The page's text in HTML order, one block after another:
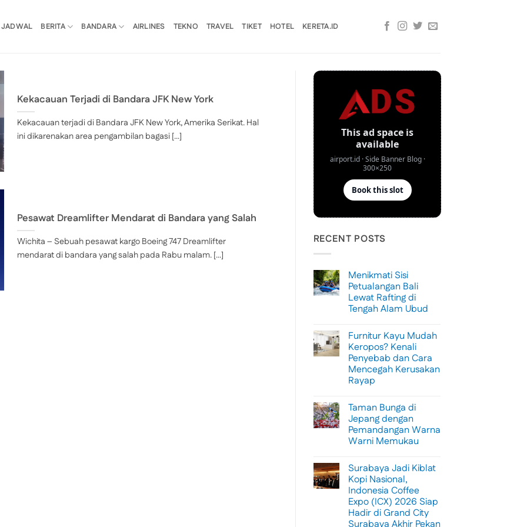
JADWAL BERITA BANDARA AIRLINES TEKNO TRAVEL TIKET HOTEL KERETA.ID
Kekacauan Terjadi di Bandara JFK New York
Kekacauan terjadi di Bandara JFK New York, Amerika Serikat. Hal
ini dikarenakan area pengambilan bagasi [...]
Pesawat Dreamlifter Mendarat di Bandara yang Salah
Wichita – Sebuah pesawat kargo Boeing 747 Dreamlifter
mendarat di bandara yang salah pada Rabu malam. [...]
RECENT POSTS
Menikmati Sisi
Petualangan Bali
Lewat Rafting di
Tengah Alam Ubud
on
Menikmati
Sisi
Petualangan
Bali
Lewat
Rafting
Alam
Ubud
Furnitur Kayu Mudah
Keropos? Kenali
Penyebab dan Cara
Mencegah Kerusakan
Rayap
on
Furnitur
Kayu
Mudah
Keropos?
Kenali
Cara
Mencegah
Kerusakan
Rayap
Taman Bunga di
Jepang dengan
Pemandangan Warna
Warni Memukau
on
Taman
Bunga
di
Jepang
dengan
Pemandangan
Warna
Surabaya Jadi Kiblat
Kopi Nasional,
Indonesia Coffee
Expo (ICX) 2026 Siap
Hadir di Grand City
Surabaya Akhir Pekan